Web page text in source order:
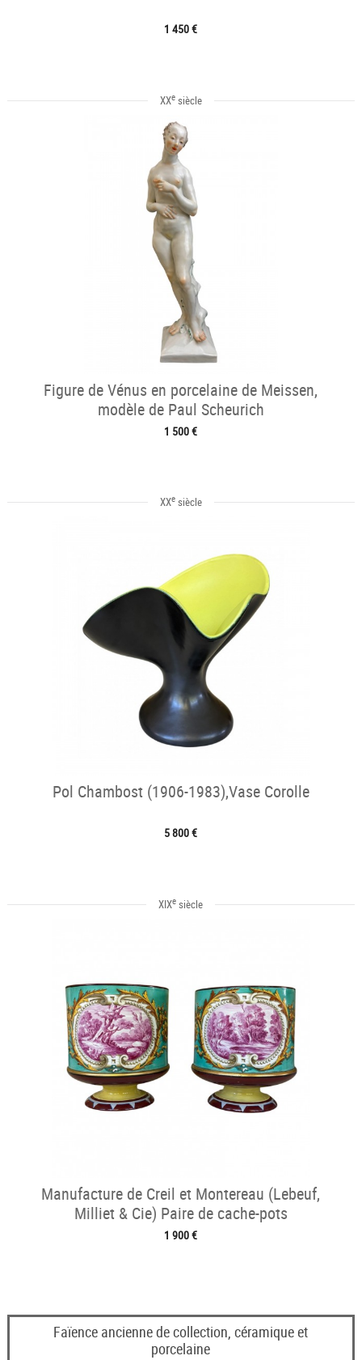
1 450 €
XXesiècle
Figure de Vénus en porcelaine de Meissen,
modèle de Paul Scheurich
1 500 €
XXesiècle
Pol Chambost (1906-1983),Vase Corolle
5 800 €
XIXe siècle
Manufacture de Creil et Montereau (Lebeuf,
Milliet & Cie) Paire de cache-pots
1 900 €
Faïence ancienne de collection, céramique et
porcelaine